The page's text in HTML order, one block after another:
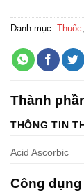
Danh mục: Thuốc
Thành
THÔNG TIN
Acid Ascorbic
Công